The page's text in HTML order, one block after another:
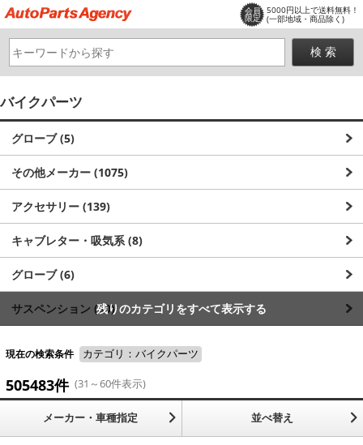
会員
限定
5000円以上で送料無料！
(一部地域・商品除く)
バイクパーツ
グローブ (5)
その他メーカー (1075)
アクセサリー (139)
キャブレター・吸気系 (8)
グローブ (6)
サスペンション (60)
ステップ・スタンド (42)
タイヤ (38)
残りのカテゴリをすべて表示する
現在の検索条件 カテゴリ：バイクパーツ
505483件 (31～60件表示)
メーカー・車種指定 並べ替え